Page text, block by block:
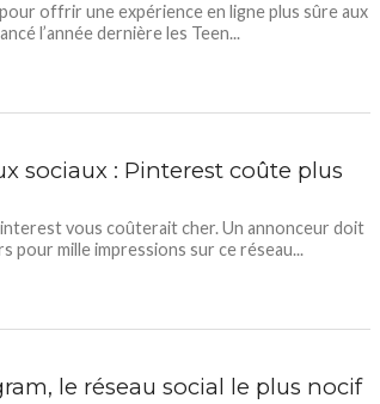
offrir une expérience en ligne plus sûre aux
l’année dernière les Teen...
sociaux : Pinterest coûte plus
vous coûterait cher. Un annonceur doit
pour mille impressions sur ce réseau...
le réseau social le plus nocif